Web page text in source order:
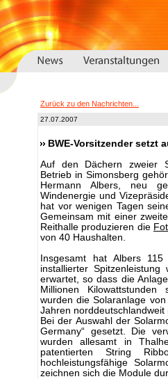
Zurück zu den Nachrichten...
27.07.2007
BWE-Vorsitzender setzt
Auf den Dächern zweier
Betrieb in Simonsberg
Hermann Albers, neu
Windenergie und
hat vor wenigen Tagen
Gemeinsam mit einer
Reithalle produzieren die
von 40 Haushalten.
Insgesamt hat Albers
installierter
erwartet, so dass die
Millionen
wurden die Solaranlage
Jahren
Bei der Auswahl der
Germany“ gesetzt. Die
wurden allesamt in
patentierten String
hochleistungsfähige
zeichnen sich die Module